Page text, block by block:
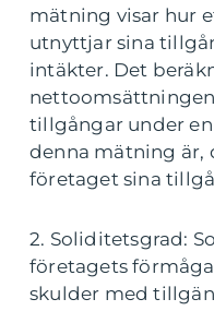
mätning visar hur
utnyttjar sina
intäkter. Det
tillgångar under
denna mätning
företaget sina
2. Soliditetsgrad:
företagets
skulder med